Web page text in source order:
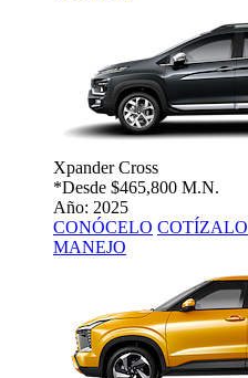
Xpander Cross
*Desde $465,800 M.N.
Año: 2025
CONÓCELO COTÍZALO
MANEJO